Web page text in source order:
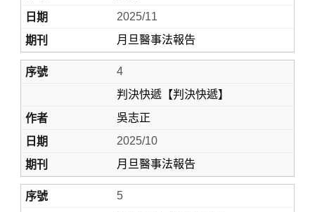
2025/11
月旦醫事法報告
4
判決快遞【判決快遞】
吳志正
2025/10
月旦醫事法報告
5